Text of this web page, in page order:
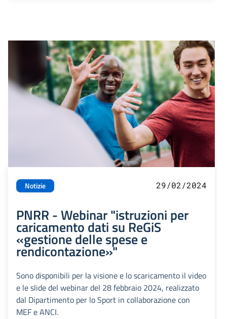
Notizie 29/02/2024
PNRR - Webinar "istruzioni per
caricamento dati su ReGiS
«gestione delle spese e
rendicontazione»"
Sono disponibili per la visione e lo scaricamento il video
e le slide del webinar del 28 febbraio 2024, realizzato
dal Dipartimento per lo Sport in collaborazione con
MEF e ANCI.